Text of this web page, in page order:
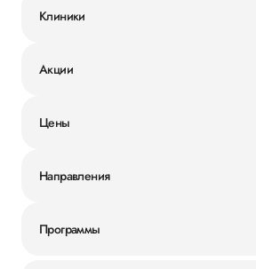
Клиники
Акции
Цены
Направления
Программы